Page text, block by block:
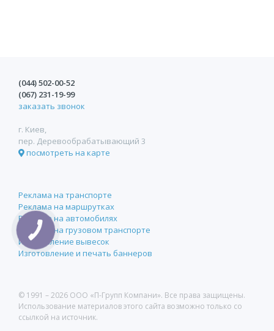
(044)502-00-52
(067) 231-19-99
заказать звонок
г. Киев,
пер. Деревообрабатывающий 3
посмотреть на карте
Реклама на транспорте
Реклама на маршрутках
Реклама на автомобилях
Реклама на грузовом транспорте
Изготовление вывесок
Изготовление и печать баннеров
© 1991 –2026 ООО «П-Групп Компани». Все права защищены.
Использование материалов этого сайта возможно только со
ссылкой на источник.